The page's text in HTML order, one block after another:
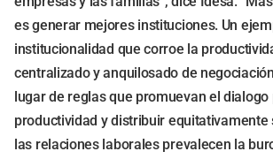
es generar mejores instituciones. Un
institucionalidad que corroe la
centralizado y anquilosado de
lugar de reglas que promuevan el
productividad y distribuir equitativamente
las relaciones laborales prevalecen la